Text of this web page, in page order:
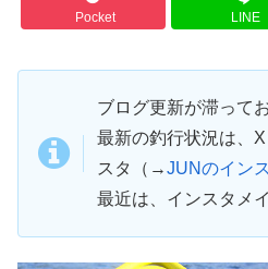
Pocket LINE
ブログ更新が滞って
最新の釣行状況は、
スタ（→JUNのイン
最近は、インスタメ